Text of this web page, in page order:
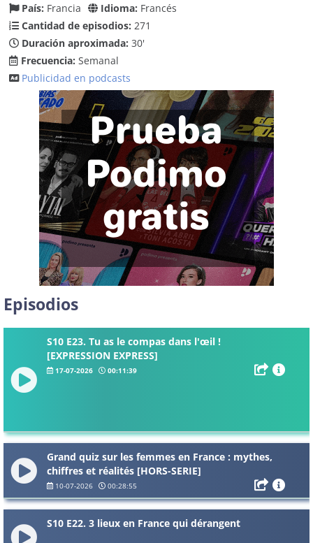
País: Francia Idioma: Francés
Cantidad de episodios: 271
Duración aproximada: 30'
Frecuencia: Semanal
Publicidad en podcasts
Episodios
S10 E23. Tu as le compas dans l'œil !
[EXPRESSION EXPRESS]
17-07-2026 00:11:39
Grand quiz sur les femmes en France : mythes,
chiffres et réalités [HORS-SERIE]
10-07-2026 00:28:55
S10 E22. 3 lieux en France qui dérangent